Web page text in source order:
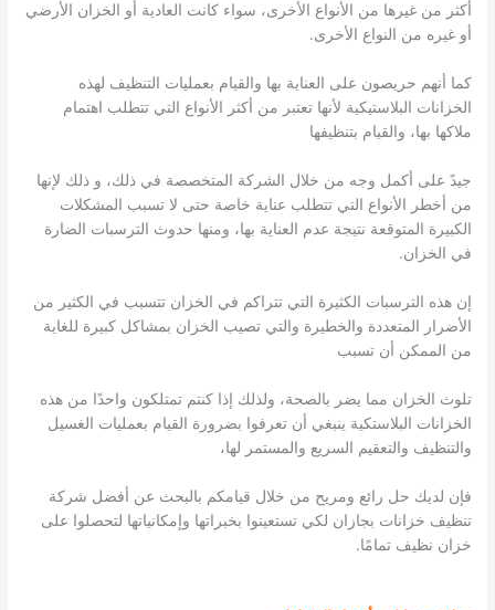
أكثر من غيرها من الأنواع الأخرى، سواء كانت العادية أو الخزان الأرضي
أو غيره من النواع الأخرى.
كما أنهم حريصون على العناية بها والقيام بعمليات التنظيف لهذه
الخزانات البلاستيكية لأنها تعتبر من أكثر الأنواع التي تتطلب اهتمام
ملاكها بها، والقيام بتنظيفها
جيدً على أكمل وجه من خلال الشركة المتخصصة في ذلك، و ذلك لإنها
من أخطر الأنواع التي تتطلب عناية خاصة حتى لا تسبب المشكلات
الكبيرة المتوقعة نتيجة عدم العناية بها، ومنها حدوث الترسبات الضارة
في الخزان.
إن هذه الترسبات الكثيرة التي تتراكم في الخزان تتسبب في الكثير من
الأضرار المتعددة والخطيرة والتي تصيب الخزان بمشاكل كبيرة للغاية
من الممكن أن تسبب
تلوث الخزان مما يضر بالصحة، ولذلك إذا كنتم تمتلكون واحدًا من هذه
الخزانات البلاستكية ينبغي أن تعرفوا بضرورة القيام بعمليات الغسيل
والتنظيف والتعقيم السريع والمستمر لها،
فإن لديك حل رائع ومريح من خلال قيامكم بالبحث عن أفضل شركة
تنظيف خزانات بجازان لكي تستعينوا بخبراتها وإمكانياتها لتحصلوا على
خزان نظيف تمامًا.